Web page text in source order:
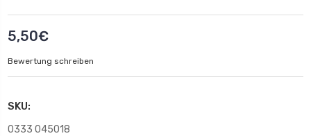
5,50€
Bewertung schreiben
SKU:
0333 045018